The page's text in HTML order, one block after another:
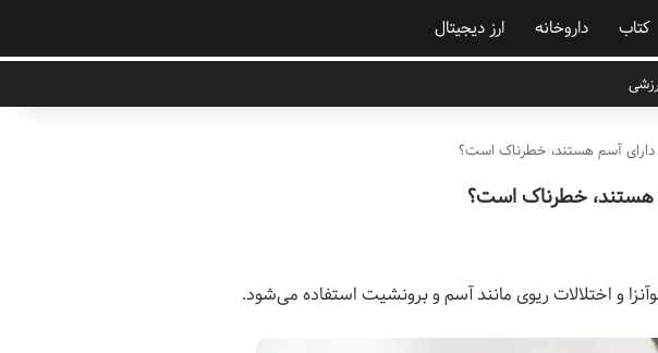
کتاب داروخانه ارز دیجیتال
دارای آسم هستند، خطرناک است؟
هستند، خطرناک است؟
و اختلالات ریوی مانند آسم و برونشیت استفاده می‌شود.